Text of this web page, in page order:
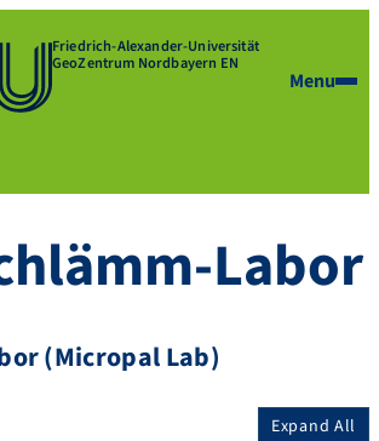
Friedrich-Alexander-Universität
GeoZentrum Nordbayern EN
Menu
Labor
(Micropal Lab)
Expand All